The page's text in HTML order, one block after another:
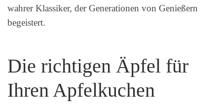
wahrer Klassiker, der Generationen von Genießern
begeistert.
Die richtigen Äpfel für
Ihren Apfelkuchen